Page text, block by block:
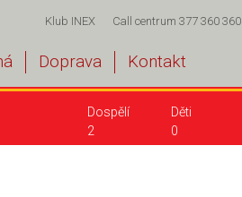
Klub INEX Call centrum 377 360 360
Doprava Kontakt
Dospělí
2
Děti
0